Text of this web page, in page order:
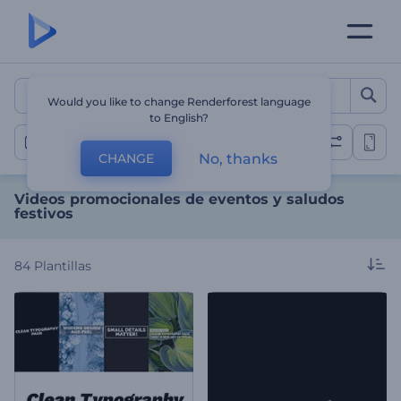
Videos promocionales de
Videos de eventos especiales
Videos promocionales de eventos y saludos
festivos
84 Plantillas
Would you like to change Renderforest language
to English?
CHANGE No, thanks